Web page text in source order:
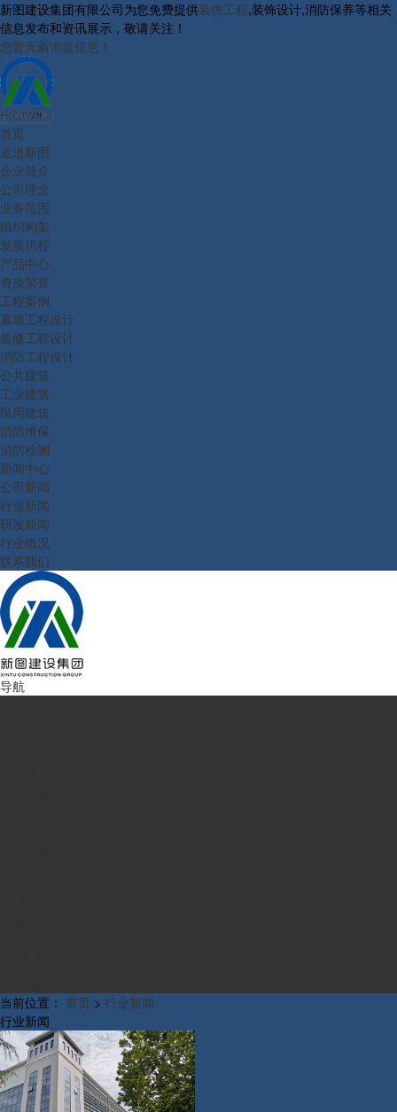
新图建设集团有限公司为您免费提供装饰工程,装饰设计,消防保养等相关
信息发布和资讯展示，敬请关注！
您暂无新询盘信息！
首页
走进新图
企业简介
公司理念
业务范围
组织构架
发展历程
产品中心
资质荣誉
工程案例
幕墙工程设计
装修工程设计
消防工程设计
公共建筑
工业建筑
民用建筑
消防维保
消防检测
新闻中心
公司新闻
行业新闻
研发新闻
行业概况
联系我们
导航
当前位置： 首页 > 行业新闻
行业新闻